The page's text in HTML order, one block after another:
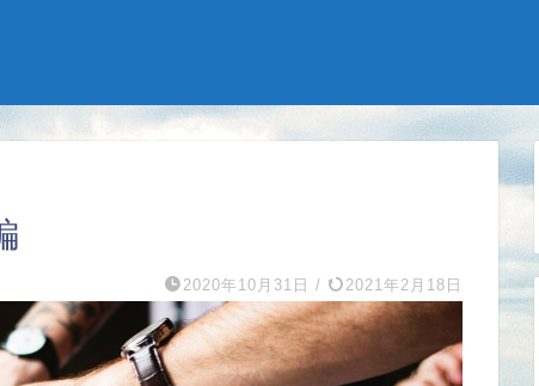
2020年10月31日 / 2021年2月18日